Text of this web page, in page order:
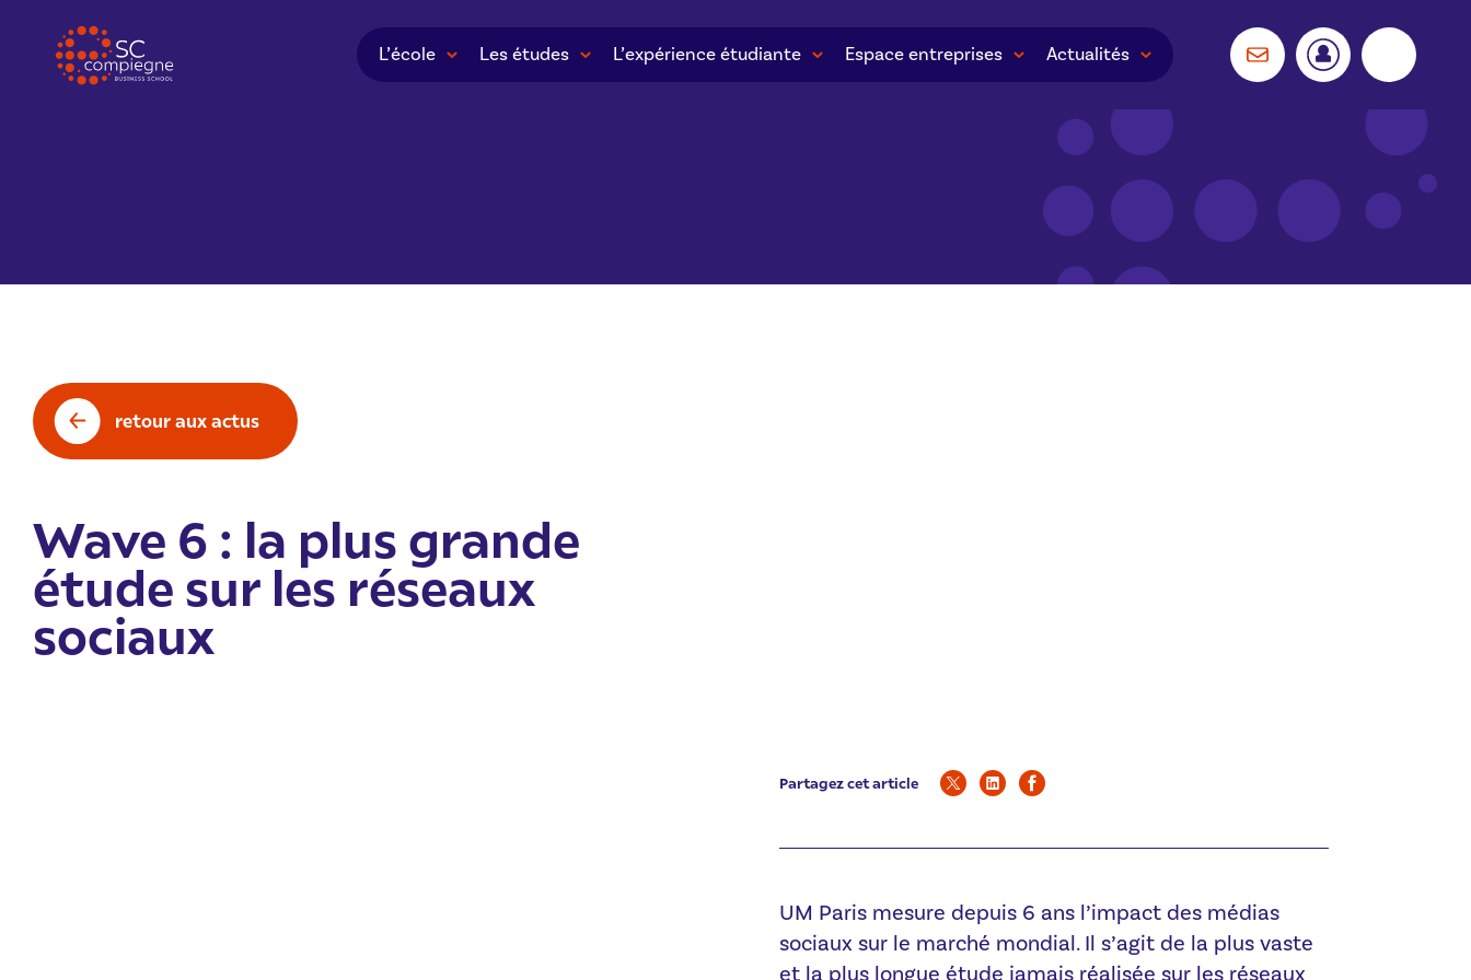
L’école Les études L’expérience étudiante Espace entreprises Actualités
retour aux actus
Wave 6 : la plus grande
étude sur les réseaux
sociaux
Partagez cet article
UM Paris mesure depuis 6 ans l’impact des médias
sociaux sur le marché mondial. Il s’agit de la plus vaste